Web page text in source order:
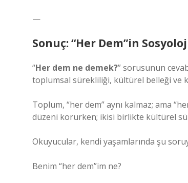
—
Sonuç: “Her Dem”in
“Her dem ne demek?” sorusunun
toplumsal sürekliliği, kültürel belleği ve
Toplum, “her dem” aynı kalmaz; ama
düzeni korurken; ikisi birlikte kültürel
Okuyucular, kendi yaşamlarında şu
Benim “her dem”im ne?